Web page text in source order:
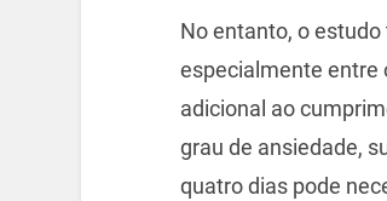
No entanto, o
especialmente entre
adicional ao
grau de ansiedade,
quatro dias pode